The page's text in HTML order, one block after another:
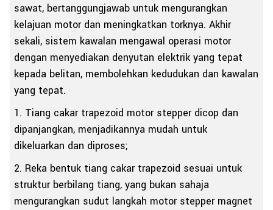
sawat, bertanggungjawab untuk mengurangkan
kelajuan motor dan meningkatkan torknya. Akhir
sekali, sistem kawalan mengawal operasi motor
dengan menyediakan denyutan elektrik yang tepat
kepada belitan, membolehkan kedudukan dan kawalan
yang tepat.
1. Tiang cakar trapezoid motor stepper dicop dan
dipanjangkan, menjadikannya mudah untuk
dikeluarkan dan diproses;
2. Reka bentuk tiang cakar trapezoid sesuai untuk
struktur berbilang tiang, yang bukan sahaja
mengurangkan sudut langkah motor stepper magnet